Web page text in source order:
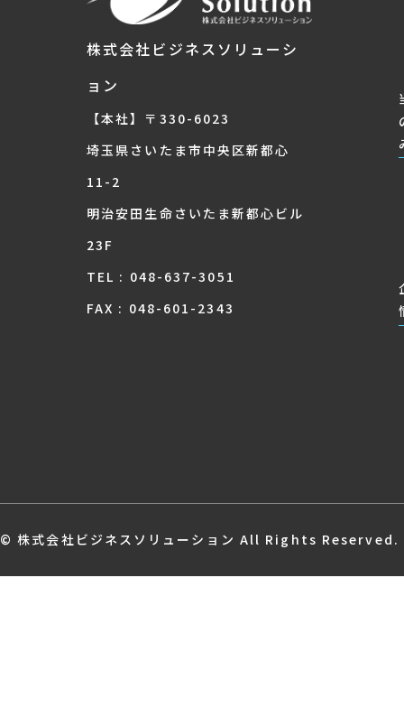
株式会社ビジネスソリューシ
ョン
【本社】〒330-6023
埼玉県さいたま市中央区新都心
11-2
明治安田生命さいたま新都心ビル
23F
TEL : 048-637-3051
FAX : 048-601-2343
© 株式会社ビジネスソリューション All Rights Reserved.